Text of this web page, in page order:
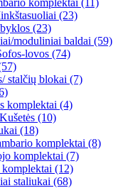
komplektai (11)
(23)
(23)
moduliniai baldai (59)
lovos (74)
stalčių blokai (7)
komplektai (4)
(10)
(18)
komplektai (8)
komplektai (7)
(12)
staliukai (68)